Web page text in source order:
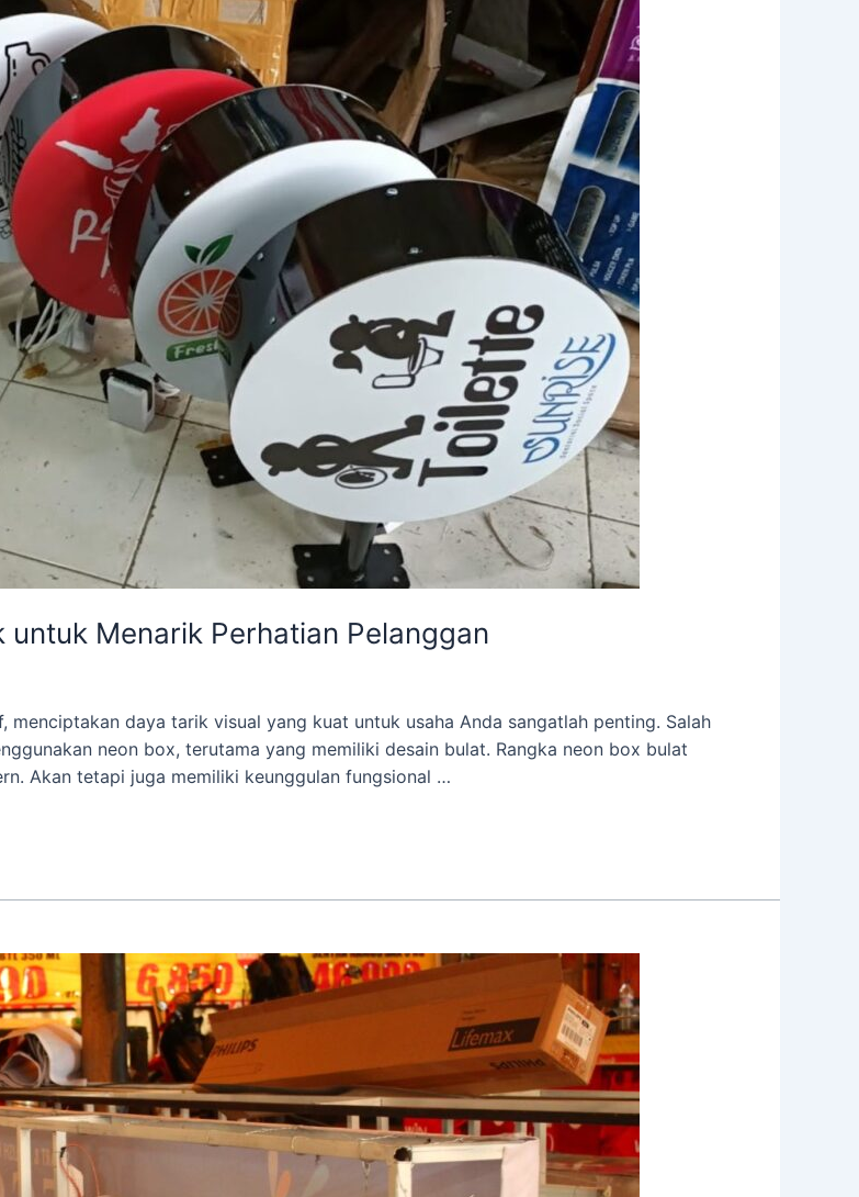
untuk Menarik Perhatian Pelanggan
daya tarik visual yang kuat untuk usaha Anda sangatlah penting. Salah
neon box, terutama yang memiliki desain bulat. Rangka neon box bulat
Akan tetapi juga memiliki keunggulan fungsional …